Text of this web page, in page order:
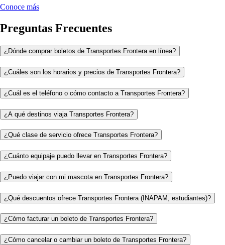
Conoce más
Preguntas Frecuentes
¿Dónde comprar boletos de Transportes Frontera en línea?
¿Cuáles son los horarios y precios de Transportes Frontera?
¿Cuál es el teléfono o cómo contacto a Transportes Frontera?
¿A qué destinos viaja Transportes Frontera?
¿Qué clase de servicio ofrece Transportes Frontera?
¿Cuánto equipaje puedo llevar en Transportes Frontera?
¿Puedo viajar con mi mascota en Transportes Frontera?
¿Qué descuentos ofrece Transportes Frontera (INAPAM, estudiantes)?
¿Cómo facturar un boleto de Transportes Frontera?
¿Cómo cancelar o cambiar un boleto de Transportes Frontera?